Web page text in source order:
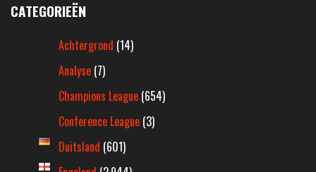
CATEGORIEËN
Achtergrond (14)
Analyse (7)
Champions League (654)
Conference League (3)
Duitsland (601)